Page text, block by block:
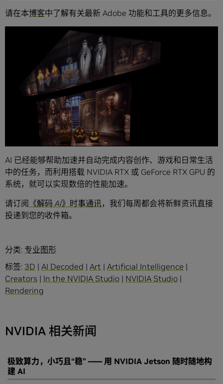
请在本博客中了解有关最新 Adobe 功能和工具的更多信息。
AI 已经能够帮助加速并自动完成内容创作、游戏和日常生活
中的任务，而利用搭载 NVIDIA RTX 或 GeForce RTX GPU 的
系统，就可以实现数倍的性能加速。
请订阅 《解码 AI》时事通讯，我们每周都会将新鲜资讯直接
投递到您的收件箱。
分类: 专业图形
标签: 3D | AI Decoded | Art | Artificial Intelligence |
Creators | In the NVIDIA Studio | NVIDIA Studio |
Rendering
NVIDIA 相关新闻
极致算力，小巧且“稳” —— 用 NVIDIA Jetson 随时随地构
建 AI